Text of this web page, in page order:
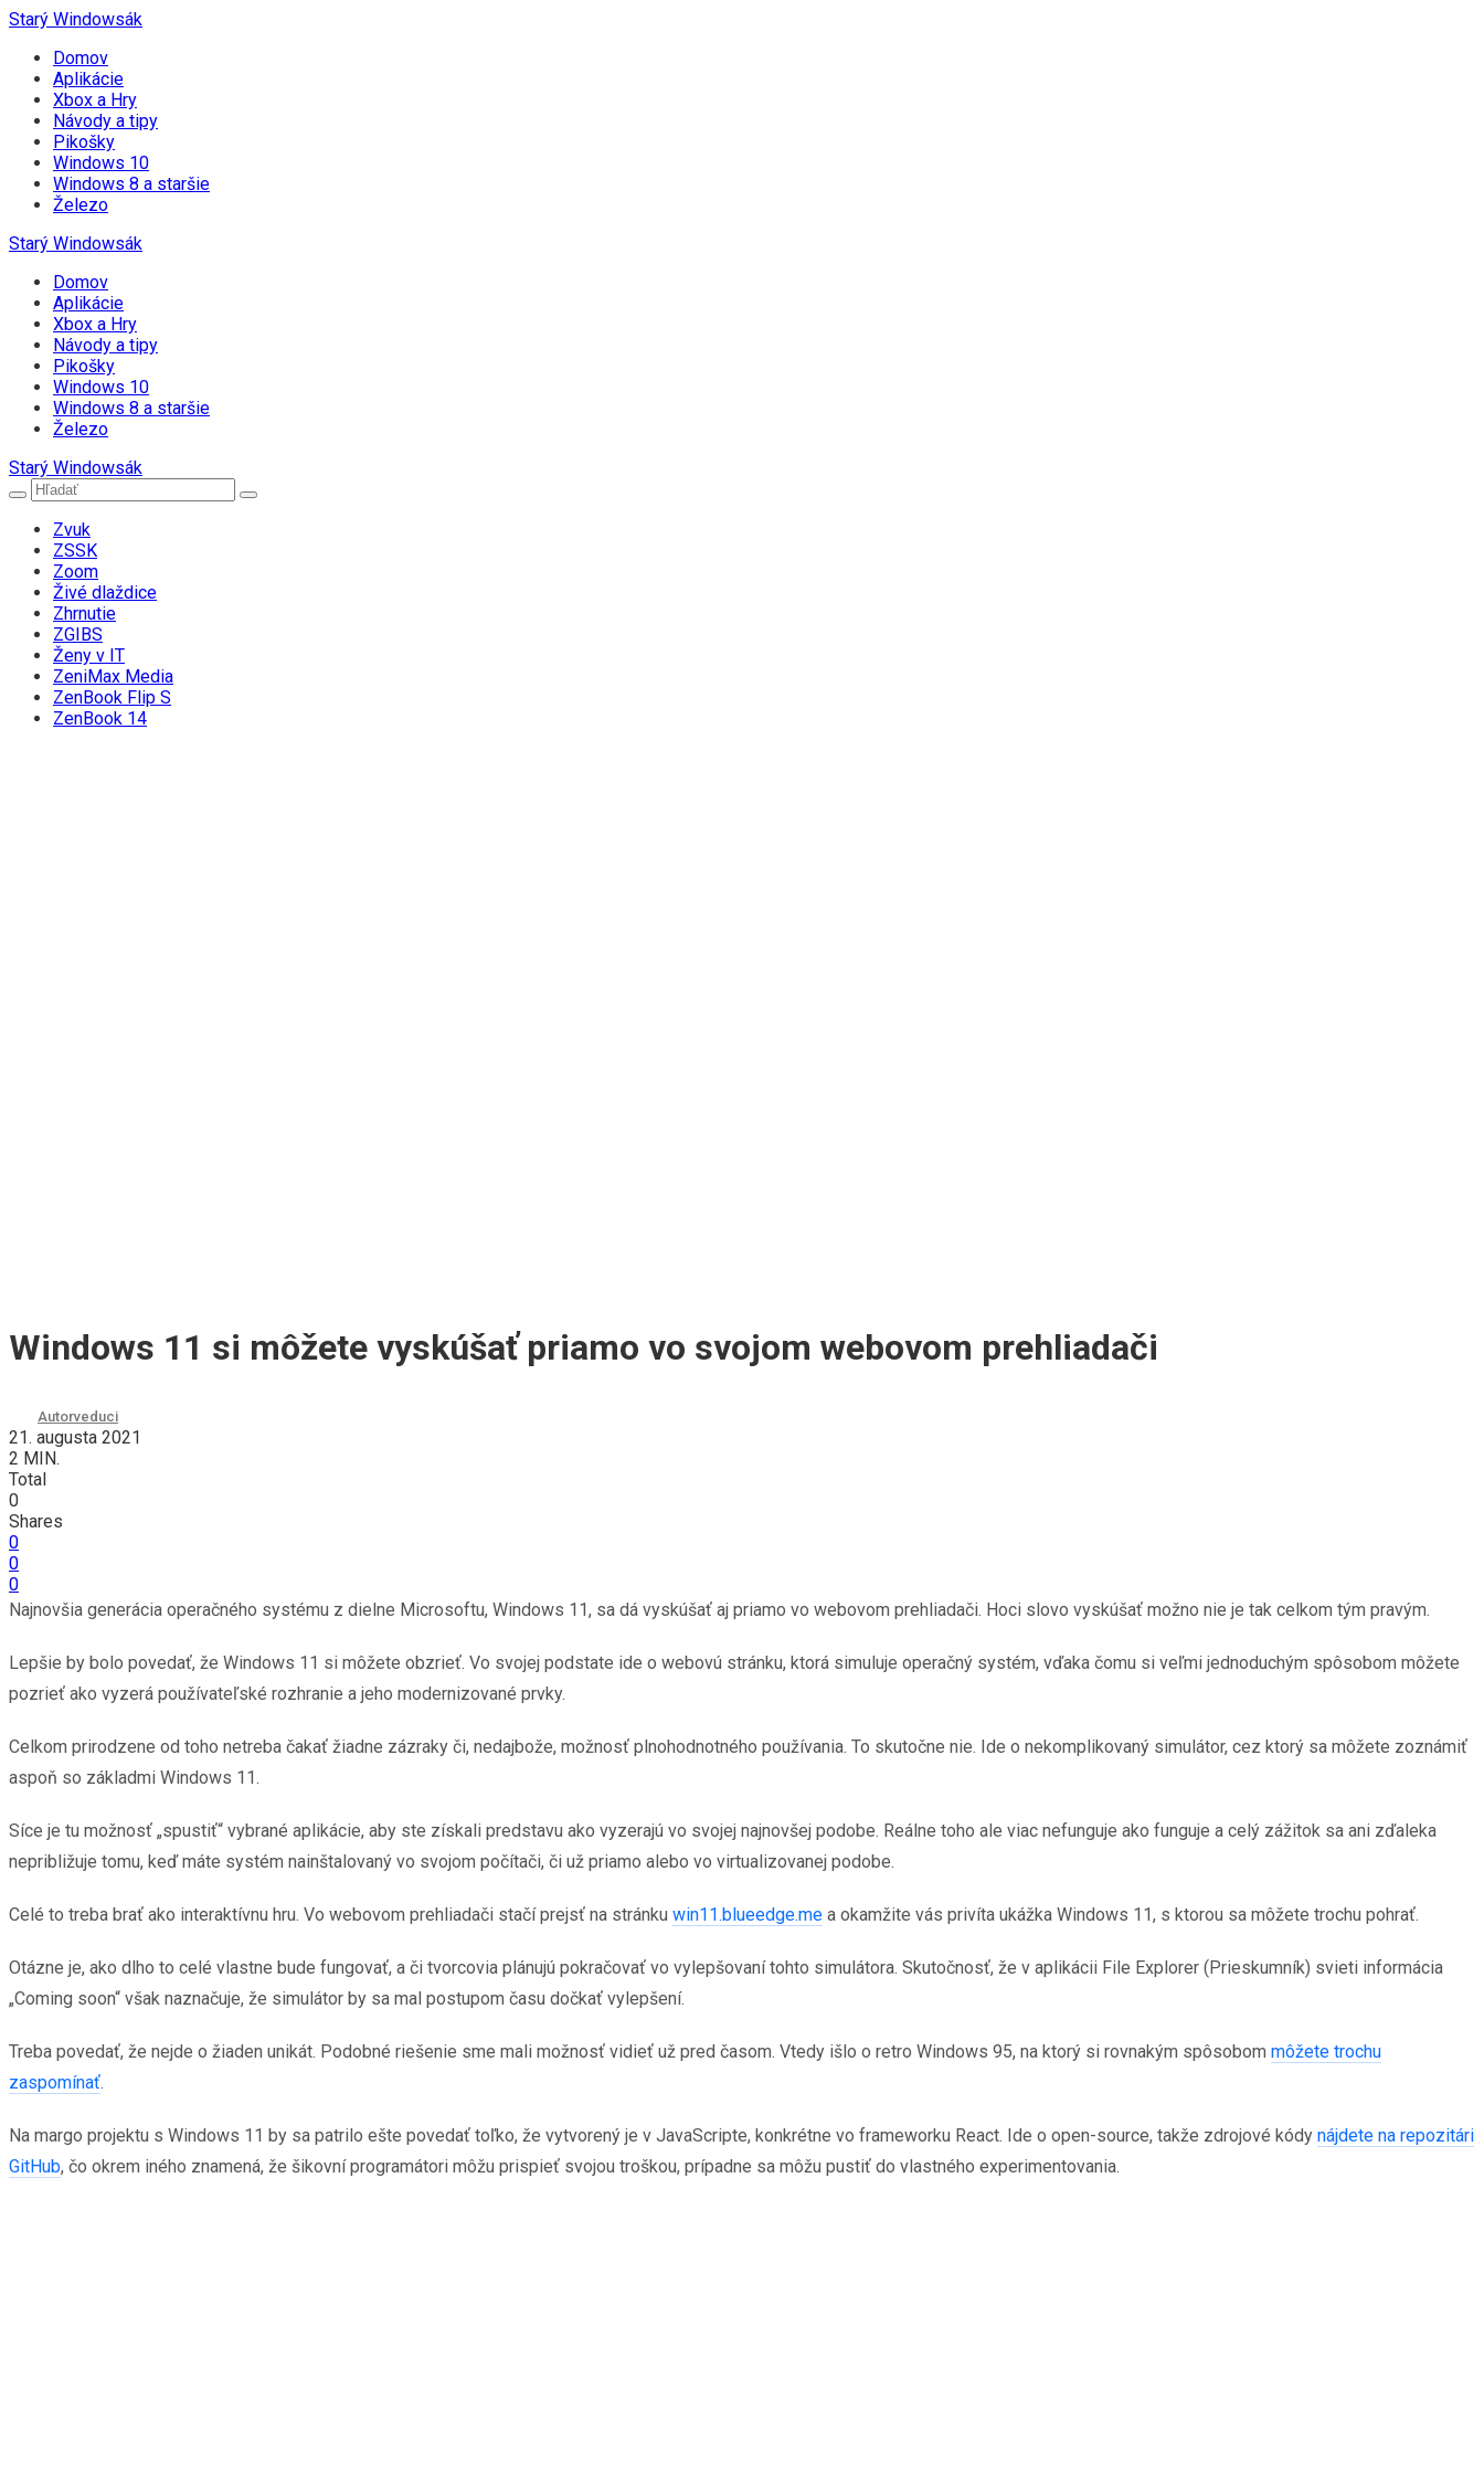
Starý Windowsák
Domov
Aplikácie
Xbox a Hry
Návody a tipy
Pikošky
Windows 10
Windows 8 a staršie
Železo
Starý Windowsák
Domov
Aplikácie
Xbox a Hry
Návody a tipy
Pikošky
Windows 10
Windows 8 a staršie
Železo
Starý Windowsák
Zvuk
ZSSK
Zoom
Živé dlaždice
Zhrnutie
ZGIBS
Ženy v IT
ZeniMax Media
ZenBook Flip S
ZenBook 14
Windows 11 si môžete vyskúšať priamo vo svojom webovom prehliadači
Autorveduci
21. augusta 2021
2 MIN.
Total
0
Shares
0
0
0
Najnovšia generácia operačného systému z dielne Microsoftu, Windows 11, sa dá vyskúšať aj priamo vo webovom prehliadači. Hoci slovo vyskúšať možno nie je tak celkom tým pravým.
Lepšie by bolo povedať, že Windows 11 si môžete obzrieť. Vo svojej podstate ide o webovú stránku, ktorá simuluje operačný systém, vďaka čomu si veľmi jednoduchým spôsobom môžete
pozrieť ako vyzerá používateľské rozhranie a jeho modernizované prvky.
Celkom prirodzene od toho netreba čakať žiadne zázraky či, nedajbože, možnosť plnohodnotného používania. To skutočne nie. Ide o nekomplikovaný simulátor, cez ktorý sa môžete zoznámiť
aspoň so základmi Windows 11.
Síce je tu možnosť „spustiť“ vybrané aplikácie, aby ste získali predstavu ako vyzerajú vo svojej najnovšej podobe. Reálne toho ale viac nefunguje ako funguje a celý zážitok sa ani zďaleka
nepribližuje tomu, keď máte systém nainštalovaný vo svojom počítači, či už priamo alebo vo virtualizovanej podobe.
Celé to treba brať ako interaktívnu hru. Vo webovom prehliadači stačí prejsť na stránku win11.blueedge.me a okamžite vás privíta ukážka Windows 11, s ktorou sa môžete trochu pohrať.
Otázne je, ako dlho to celé vlastne bude fungovať, a či tvorcovia plánujú pokračovať vo vylepšovaní tohto simulátora. Skutočnosť, že v aplikácii File Explorer (Prieskumník) svieti informácia
„Coming soon“ však naznačuje, že simulátor by sa mal postupom času dočkať vylepšení.
Treba povedať, že nejde o žiaden unikát. Podobné riešenie sme mali možnosť vidieť už pred časom. Vtedy išlo o retro Windows 95, na ktorý si rovnakým spôsobom môžete trochu
zaspomínať.
Na margo projektu s Windows 11 by sa patrilo ešte povedať toľko, že vytvorený je v JavaScripte, konkrétne vo frameworku React. Ide o open-source, takže zdrojové kódy nájdete na repozitári
GitHub, čo okrem iného znamená, že šikovní programátori môžu prispieť svojou troškou, prípadne sa môžu pustiť do vlastného experimentovania.